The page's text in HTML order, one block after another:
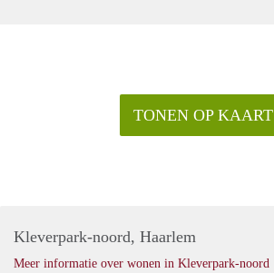
TONEN OP KAART
Kleverpark-noord, Haarlem
Meer informatie over wonen in Kleverpark-noord